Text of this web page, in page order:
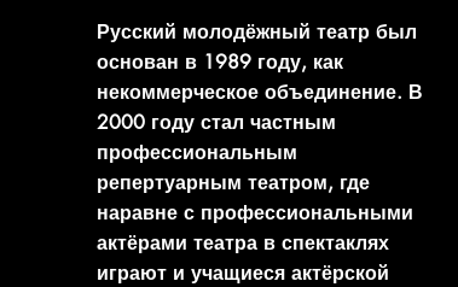
Русский молодёжный театр был
основан в 1989 году, как
некоммерческое объединение. В
2000 году стал частным
профессиональным
репертуарным театром, где
наравне с профессиональными
актёрами театра в спектаклях
играют и учащиеся актёрской